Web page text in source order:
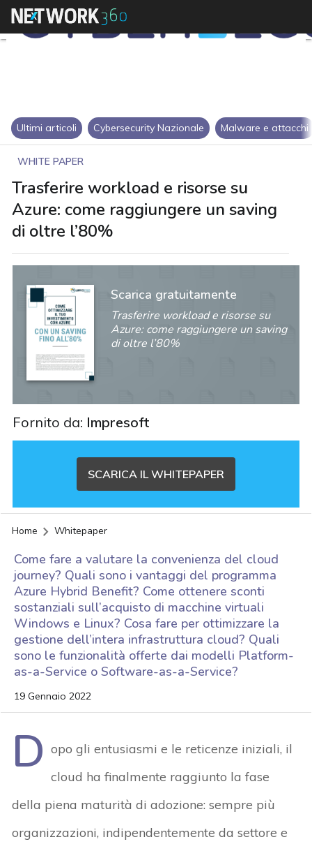
Ultimi articoli Cybersecurity Nazionale Malware e attacchi
WHITE PAPER
Trasferire workload e risorse su
Azure: come raggiungere un saving
di oltre l’80%
Scarica gratuitamente
Trasferire workload e risorse su
Azure: come raggiungere un saving
di oltre l’80%
Fornito da: Impresoft
SCARICA IL WHITEPAPER
Home Whitepaper
Come fare a valutare la convenienza del cloud
journey? Quali sono i vantaggi del programma
Azure Hybrid Benefit? Come ottenere sconti
sostanziali sull’acquisto di macchine virtuali
Windows e Linux? Cosa fare per ottimizzare la
gestione dell’intera infrastruttura cloud? Quali
sono le funzionalità offerte dai modelli Platform-
as-a-Service o Software-as-a-Service?
19 Gennaio 2022
D opo gli entusiasmi e le reticenze iniziali, il
cloud ha finalmente raggiunto la fase
della piena maturità di adozione: sempre più
organizzazioni, indipendentemente da settore e